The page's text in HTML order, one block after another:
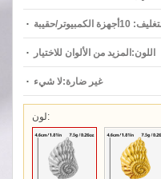
10أجهزة الكمبيوتر/حقيبة
اللون: المزيد من الألوان للاختيار
غير ضارة:لا شيء
لون: